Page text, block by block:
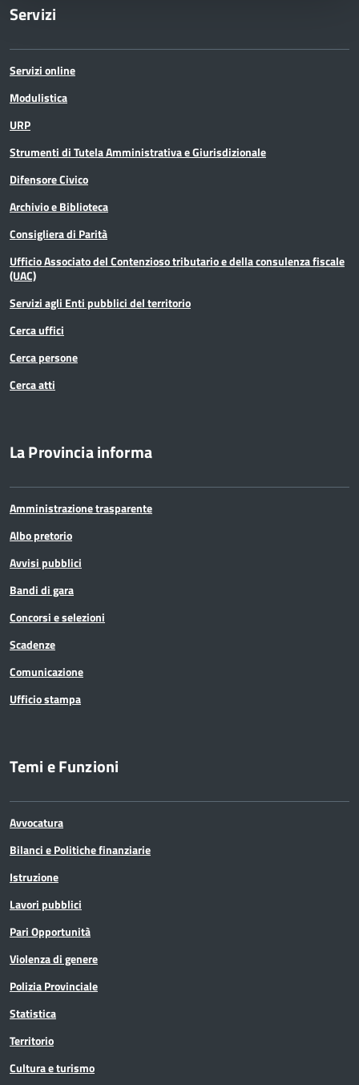
Servizi
Servizi online
Modulistica
URP
Strumenti di Tutela Amministrativa e Giurisdizionale
Difensore Civico
Archivio e Biblioteca
Consigliera di Parità
Ufficio Associato del Contenzioso tributario e della consulenza fiscale
(UAC)
Servizi agli Enti pubblici del territorio
Cerca uffici
Cerca persone
Cerca atti
La Provincia informa
Amministrazione trasparente
Albo pretorio
Avvisi pubblici
Bandi di gara
Concorsi e selezioni
Scadenze
Comunicazione
Ufficio stampa
Temi e Funzioni
Avvocatura
Bilanci e Politiche finanziarie
Istruzione
Lavori pubblici
Pari Opportunità
Violenza di genere
Polizia Provinciale
Statistica
Territorio
Cultura e turismo